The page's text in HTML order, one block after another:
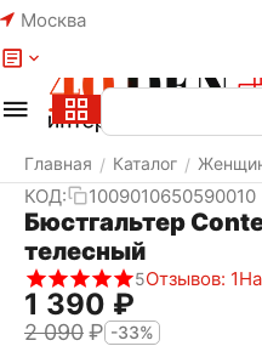
Москва
Главная / Каталог /
КОД: 1009010650590010
Бюстгальтер
телесный
5Отзывов: 1
1 390 ₽
2 090₽ -33%
Меню